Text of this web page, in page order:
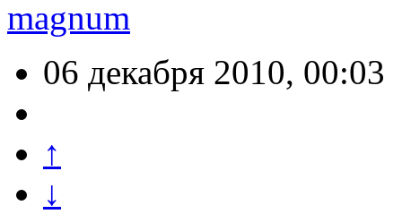
magnum
06 декабря 2010, 00:03
↑
↓